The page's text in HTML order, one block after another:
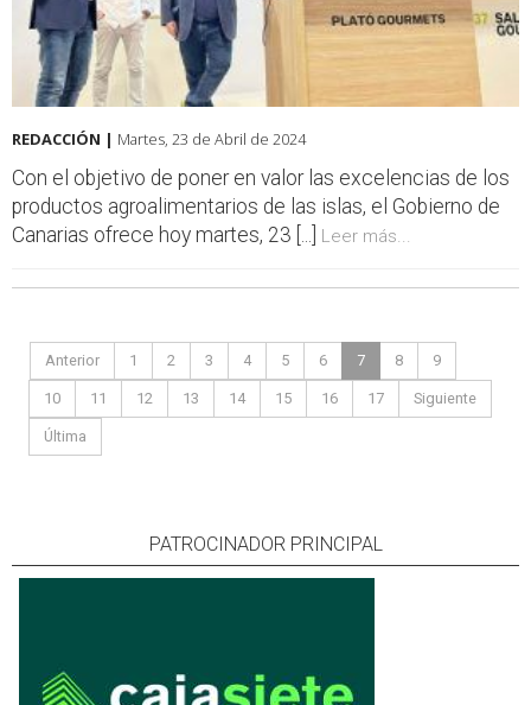
REDACCIÓN | Martes, 23 de Abril de 2024
Con el objetivo de poner en valor las excelencias de los
productos agroalimentarios de las islas, el Gobierno de
Canarias ofrece hoy martes, 23 [...]
Leer más...
Anterior 1 2 3 4 5 6 7 8 9
10 11 12 13 14 15 16 17 Siguiente
Última
PATROCINADOR PRINCIPAL